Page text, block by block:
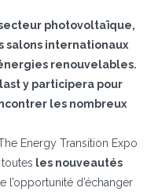
photovoltaïque,
salons internationaux
renouvelables.
y participera pour
les nombreux
Energy Transition Expo
les nouveautés
l’opportunité d’échanger